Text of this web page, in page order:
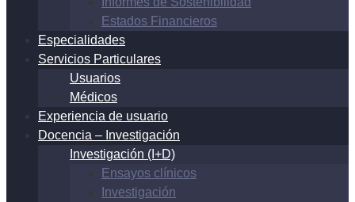
Estados Financieros
Especialidades
Servicios Particulares
Usuarios
Médicos
Experiencia de usuario
Docencia – Investigación
Investigación (I+D)
Ensayos clínicos
Investigación